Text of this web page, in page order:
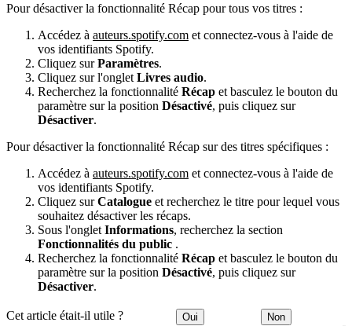
Pour désactiver la fonctionnalité Récap pour tous vos titres :
Accédez à auteurs.spotify.com et connectez-vous à l'aide de
vos identifiants Spotify.
Cliquez surParamètres.
Cliquez sur l'onglet Livres audio.
Recherchez la fonctionnalité Récap et basculez le bouton du
paramètre sur la position Désactivé, puis cliquez sur
Désactiver.
Pour désactiver la fonctionnalité Récap sur des titres spécifiques :
Accédez à auteurs.spotify.com et connectez-vous à l'aide de
vos identifiants Spotify.
Cliquez surCatalogue et recherchez le titre pour lequel vous
souhaitez désactiver les récaps.
Sous l'onglet Informations, recherchez la section
Fonctionnalités du public .
Recherchez la fonctionnalité Récap et basculez le bouton du
paramètre sur la position Désactivé, puis cliquez sur
Désactiver.
Cet article était-il utile ? Oui Non